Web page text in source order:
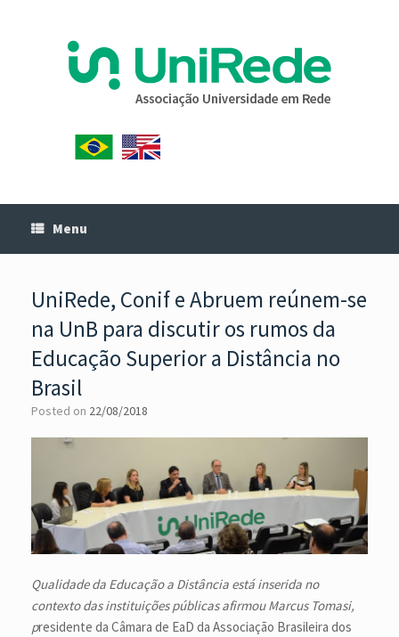
Menu
UniRede, Conif e Abruem reúnem-se
na UnB para discutir os rumos da
Educação Superior a Distância no
Brasil
Posted on 22/08/2018
Qualidade da Educação a Distância está inserida no
contexto das instituições públicas afirmou Marcus Tomasi,
presidente da Câmara de EaD da Associação Brasileira dos